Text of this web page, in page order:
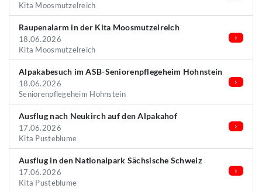
Kita Moosmutzelreich
Raupenalarm in der Kita Moosmutzelreich
18.06.2026
Kita Moosmutzelreich
Alpakabesuch im ASB-Seniorenpflegeheim Hohnstein
18.06.2026
Seniorenpflegeheim Hohnstein
Ausflug nach Neukirch auf den Alpakahof
17.06.2026
Kita Pusteblume
Ausflug in den Nationalpark Sächsische Schweiz
17.06.2026
Kita Pusteblume